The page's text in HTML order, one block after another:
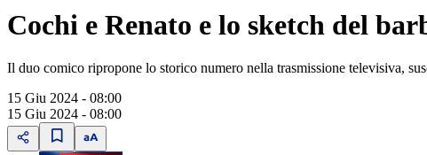
Cochi e Renato e lo sketch del
Il duo comico ripropone lo storico numero nella trasmissione televisiva,
15 Giu 2024 - 08:00
15 Giu 2024 - 08:00